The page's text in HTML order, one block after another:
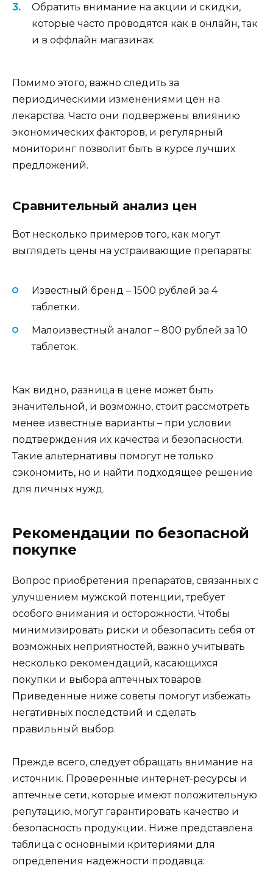
Обратить внимание на акции и скидки,
которые часто проводятся как в онлайн, так
и в оффлайн магазинах.
Помимо этого, важно следить за
периодическими изменениями цен на
лекарства. Часто они подвержены влиянию
экономических факторов, и регулярный
мониторинг позволит быть в курсе лучших
предложений.
Сравнительный анализ цен
Вот несколько примеров того, как могут
выглядеть цены на устраивающие препараты:
Известный бренд – 1500 рублей за 4
таблетки.
Малоизвестный аналог – 800 рублей за 10
таблеток.
Как видно, разница в цене может быть
значительной, и возможно, стоит рассмотреть
менее известные варианты – при условии
подтверждения их качества и безопасности.
Такие альтернативы помогут не только
сэкономить, но и найти подходящее решение
для личных нужд.
Рекомендации по безопасной
покупке
Вопрос приобретения препаратов, связанных с
улучшением мужской потенции, требует
особого внимания и осторожности. Чтобы
минимизировать риски и обезопасить себя от
возможных неприятностей, важно учитывать
несколько рекомендаций, касающихся
покупки и выбора аптечных товаров.
Приведенные ниже советы помогут избежать
негативных последствий и сделать
правильный выбор.
Прежде всего, следует обращать внимание на
источник. Проверенные интернет-ресурсы и
аптечные сети, которые имеют положительную
репутацию, могут гарантировать качество и
безопасность продукции. Ниже представлена
таблица с основными критериями для
определения надежности продавца: